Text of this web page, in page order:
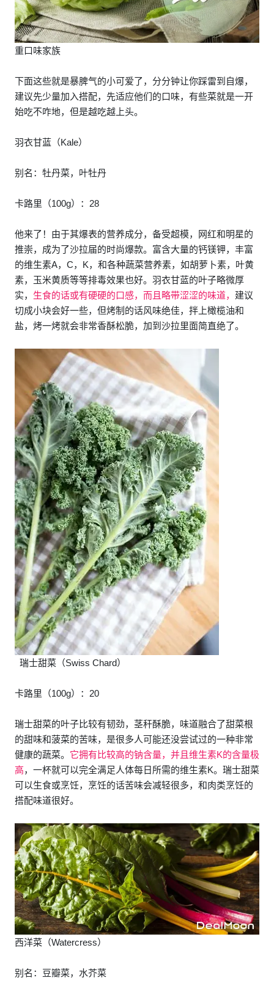
重口味家族
下面这些就是暴脾气的小可爱了，分分钟让你踩雷到自爆，
建议先少量加入搭配，先适应他们的口味，有些菜就是一开
始吃不咋地，但是越吃越上头。
羽衣甘蓝（Kale）
别名：牡丹菜，叶牡丹
卡路里（100g）：28
他来了！由于其爆表的营养成分，备受超模，网红和明星的
推崇，成为了沙拉届的时尚爆款。富含大量的钙镁钾，丰富
的维生素A，C，K，和各种蔬菜营养素，如胡萝卜素，叶黄
素，玉米黄质等等排毒效果也好。羽衣甘蓝的叶子略微厚
实， 生食的话或有硬硬的口感，而且略带涩涩的味道， 建议
切成小块会好一些，但烤制的话风味绝佳，拌上橄榄油和
盐，烤一烤就会非常香酥松脆，加到沙拉里面简直绝了。
瑞士甜菜（Swiss Chard）
卡路里（100g）：20
瑞士甜菜的叶子比较有韧劲，茎秆酥脆，味道融合了甜菜根
的甜味和菠菜的苦味，是很多人可能还没尝试过的一种非常
健康的蔬菜。 它拥有比较高的钠含量，并且维生素K的含量极
高，一杯就可以完全满足人体每日所需的维生素K。瑞士甜菜
可以生食或烹饪，烹饪的话苦味会减轻很多，和肉类烹饪的
搭配味道很好。
西洋菜（Watercress）
别名：豆瓣菜，水芥菜